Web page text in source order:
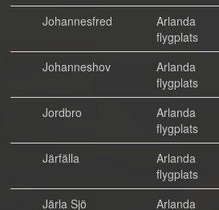
Johannesfred
Arlanda
flygplats
Johanneshov
Arlanda
flygplats
Jordbro
Arlanda
flygplats
Järfälla
Arlanda
flygplats
Järla Sjö
Arlanda